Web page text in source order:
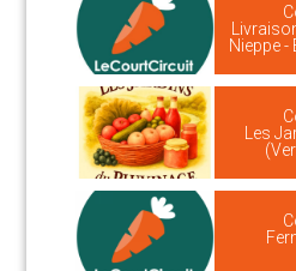
Nieppe
Les